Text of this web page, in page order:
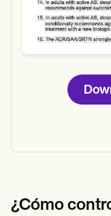
¿Cómo